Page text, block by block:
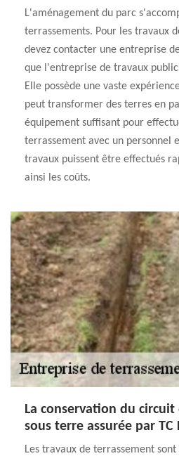
L'aménagement du parc
terrassements. Pour les travaux
devez contacter une entreprise
que l'entreprise de travaux
Elle possède une vaste
peut transformer des terres en
équipement suffisant pour
terrassement avec un personnel
travaux puissent être effectués
ainsi les coûts.
La conservation du
sous terre assurée par
Les travaux de terrassement